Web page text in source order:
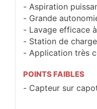
Aspiration
Grande
Lavage efficace
Station de
Application très
POINTS FAIBLES
Capteur sur